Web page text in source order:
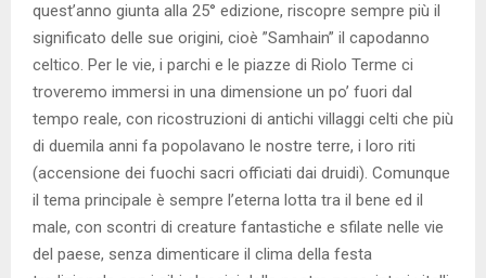
quest’anno giunta alla 25° edizione, riscopre sempre più il
significato delle sue origini, cioè ”Samhain” il capodanno
celtico. Per le vie, i parchi e le piazze di Riolo Terme ci
troveremo immersi in una dimensione un po’ fuori dal
tempo reale, con ricostruzioni di antichi villaggi celti che più
di duemila anni fa popolavano le nostre terre, i loro riti
(accensione dei fuochi sacri officiati dai druidi). Comunque
il tema principale è sempre l’eterna lotta tra il bene ed il
male, con scontri di creature fantastiche e sfilate nelle vie
del paese, senza dimenticare il clima della festa